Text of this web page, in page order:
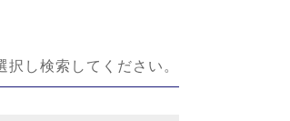
択し検索してください。